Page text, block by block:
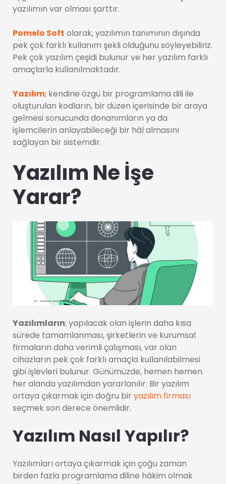
yazılımın var olması şarttır.
Pomelo Soft olarak, yazılımın tanımının dışında
pek çok farklı kullanım şekli olduğunu söyleyebiliriz.
Pek çok yazılım çeşidi bulunur ve her yazılım farklı
amaçlarla kullanılmaktadır.
Yazılım; kendine özgü bir programlama dili ile
oluşturulan kodların, bir düzen içerisinde bir araya
gelmesi sonucunda donanımların ya da
işlemcilerin anlayabileceği bir hâl almasını
sağlayan bir sistemdir.
Yazılım Ne İşe
Yarar?
Yazılımların; yapılacak olan işlerin daha kısa
sürede tamamlanması, şirketlerin ve kurumsal
firmaların daha verimli çalışması, var olan
cihazların pek çok farklı amaçla kullanılabilmesi
gibi işlevleri bulunur. Günümüzde, hemen hemen
her alanda yazılımdan yararlanılır. Bir yazılım
ortaya çıkarmak için doğru bir yazılım firması
seçmek son derece önemlidir.
Yazılım Nasıl Yapılır?
Yazılımları ortaya çıkarmak için çoğu zaman
birden fazla programlama diline hâkim olmak